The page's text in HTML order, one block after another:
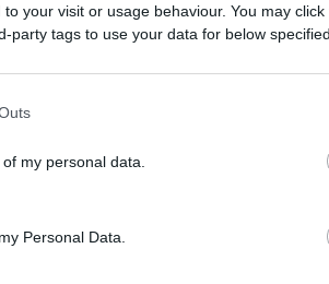
your visit or usage behaviour. You may
party tags to use your data for below
my personal data.
Personal Data.
να μεταδοθεί από άνθρωπο
νόσο. Απαιτείται
υποστήριξη και θεραπεία»,